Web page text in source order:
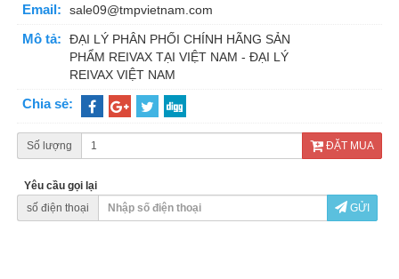
Email: sale09@tmpvietnam.com
Mô tả:
ĐẠI LÝ PHÂN PHỐI CHÍNH HÃNG SẢN
PHẨM REIVAX TẠI VIỆT NAM - ĐẠI LÝ
REIVAX VIỆT NAM
Chia sẻ:
Số lượng ĐẶT MUA
Yêu cầu gọi lại
số điện thoại
GỬI